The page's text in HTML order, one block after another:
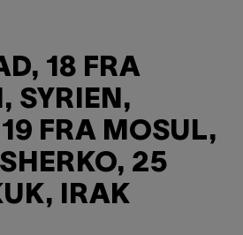
18 FRA
SYRIEN,
FRA MOSUL,
25
IRAK